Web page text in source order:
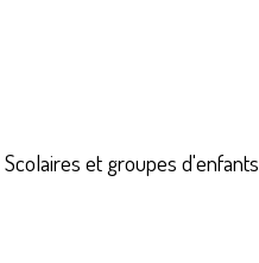
Scolaires et groupes d'enfants